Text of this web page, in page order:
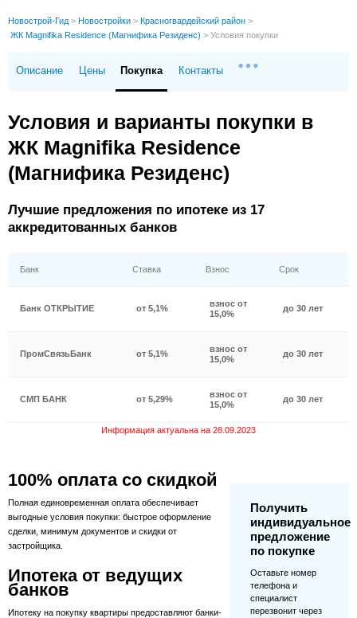
Новострой-Гид > Новостройки > Красногвардейский район >
ЖК Magnifika Residence (Магнифика Резиденс) > Условия покупки
Описание Цены Покупка Контакты
Условия и варианты покупки в
ЖК Magnifika Residence
(Магнифика Резиденс)
Лучшие предложения по ипотеке из 17
аккредитованных банков
Банк Ставка Взнос Срок
Банк ОТКРЫТИЕ от 5,1%
взнос от
15,0%
до 30 лет
ПромСвязьБанк от 5,1%
взнос от
15,0%
до 30 лет
СМП БАНК от 5,29%
взнос от
15,0%
до 30 лет
Информация актуальна на 28.09.2023
Получить
индивидуальное
предложение
по покупке
Оставьте номер
телефона и
специалист
перезвонит через
100% оплата со скидкой
Полная единовременная оплата обеспечивает
выгодные условия покупки: быстрое оформление
сделки, минимум документов и скидки от
застройщика.
Ипотека от ведущих
банков
Ипотеку на покупку квартиры предоставляют банки-